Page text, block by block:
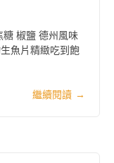
糖 椒鹽 德州風味
魚片精緻吃到飽
繼續閱讀 →